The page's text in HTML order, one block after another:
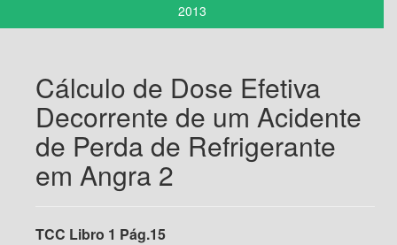
2013
Cálculo de Dose Efetiva
Decorrente de um Acidente
de Perda de Refrigerante
em Angra 2
TCC Libro 1 Pág.15